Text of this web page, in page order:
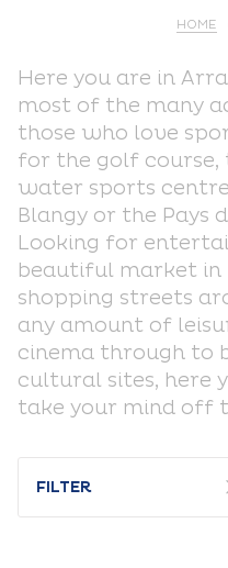
HOME
Here you are in
most of the many
those who love
for the golf course,
water sports
Blangy or the Pays
Looking for
beautiful market in
shopping streets
any amount of
cinema through to
cultural sites, here
take your mind off
FILTER